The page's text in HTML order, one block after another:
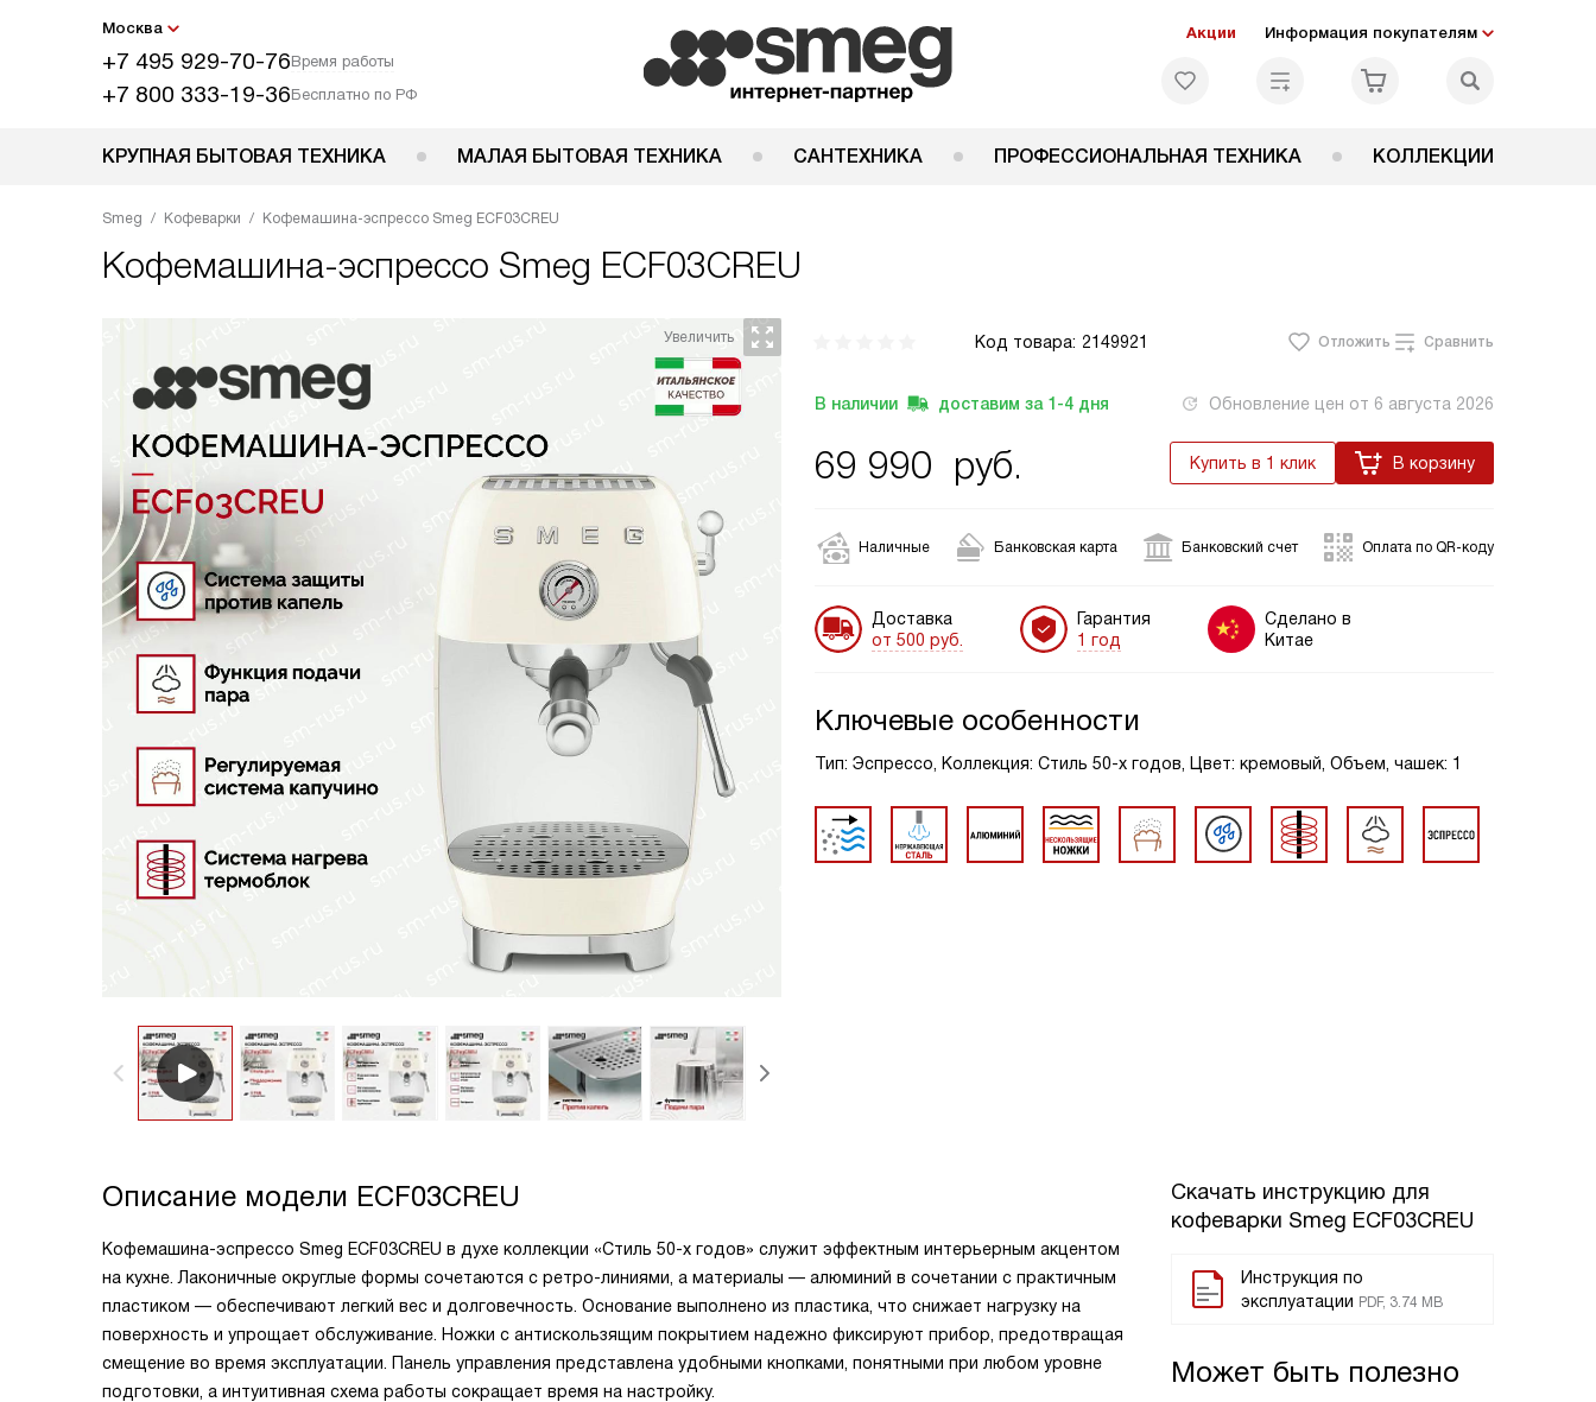
Москва
+7 495 929-70-76Время работы
+7 800 333-19-36Бесплатно по РФ
Акции Информация покупателям
КРУПНАЯ БЫТОВАЯ ТЕХНИКА МАЛАЯ БЫТОВАЯ ТЕХНИКА САНТЕХНИКА ПРОФЕССИОНАЛЬНАЯ ТЕХНИКА КОЛЛЕКЦИИ
Smeg Кофеварки Кофемашина-эспрессо Smeg ECF03CREU
Кофемашина-эспрессо Smeg ECF03CREU
Код товара: 2149921 Отложить Сравнить
В наличии доставим за 1-4 дня Обновление цен от 6 августа 2026
69 990 руб. Купить в 1 клик В корзину
Наличные Банковская карта Банковский счет Оплата по QR-коду
Доставка
от 500 руб.
Гарантия
1 год
Сделано в
Китае
Ключевые особенности
Тип: Эспрессо, Коллекция: Стиль 50-х годов, Цвет: кремовый, Объем, чашек: 1
Скачать инструкцию для
кофеварки Smeg ECF03CREU
Инструкция по
эксплуатации PDF, 3.74 MB
Может быть полезно
Описание модели ECF03CREU
Кофемашина-эспрессо Smeg ECF03CREU в духе коллекции «Стиль 50-х годов» служит эффектным интерьерным акцентом
на кухне. Лаконичные округлые формы сочетаются с ретро-линиями, а материалы — алюминий в сочетании с практичным
пластиком — обеспечивают легкий вес и долговечность. Основание выполнено из пластика, что снижает нагрузку на
поверхность и упрощает обслуживание. Ножки с антискользящим покрытием надежно фиксируют прибор, предотвращая
смещение во время эксплуатации. Панель управления представлена удобными кнопками, понятными при любом уровне
подготовки, а интуитивная схема работы сокращает время на настройку.